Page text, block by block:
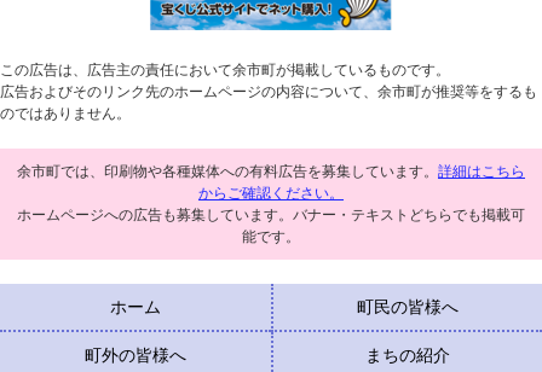
この広告は、広告主の責任において余市町が掲載しているものです。
広告およびそのリンク先のホームページの内容について、余市町が推奨等をするも
のではありません。
余市町では、印刷物や各種媒体への有料広告を募集しています。 詳細はこちら
からご確認ください。
ホームページへの広告も募集しています。バナー・テキストどちらでも掲載可
能です。
ホーム 町民の皆様へ
町外の皆様へ まちの紹介